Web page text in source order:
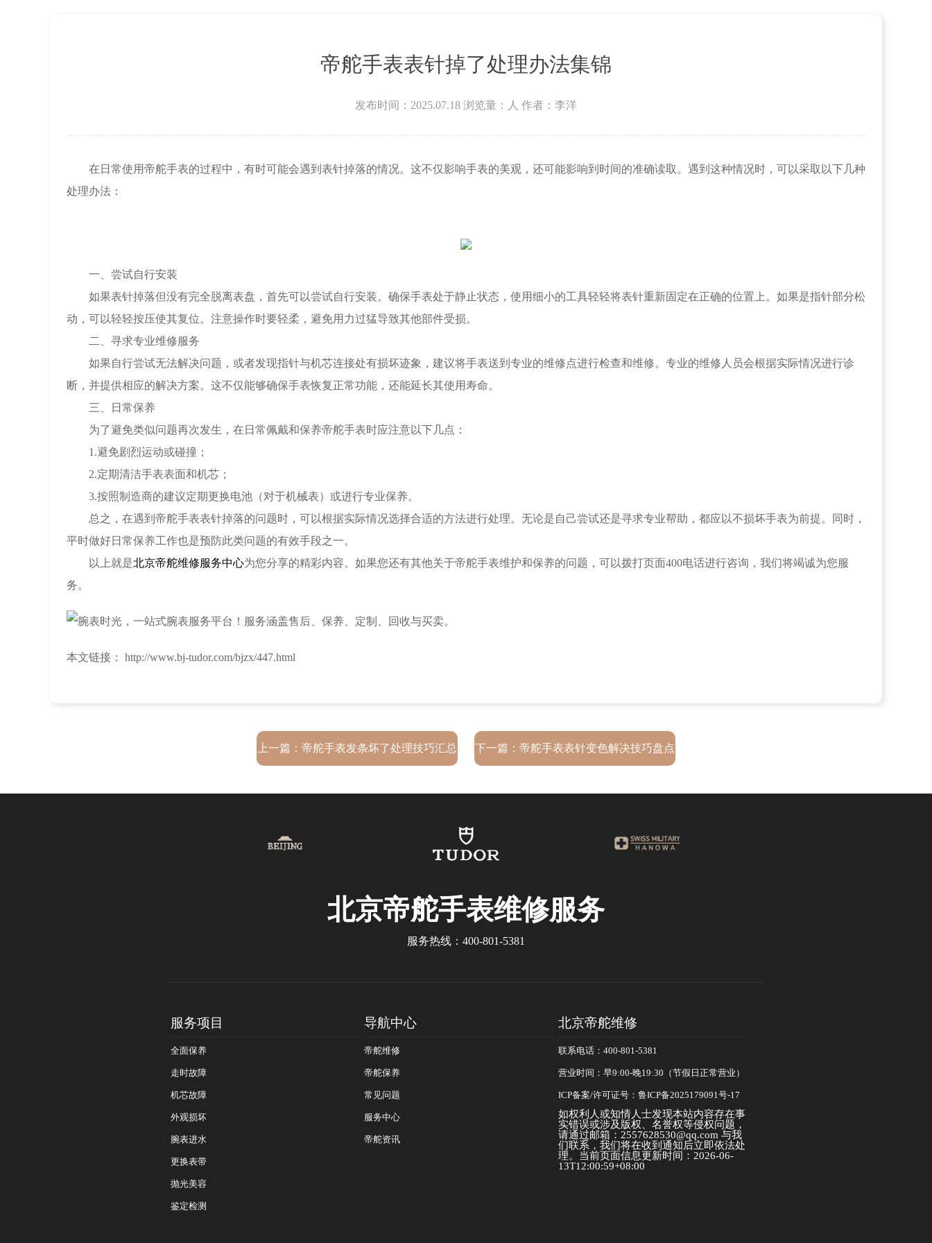
帝舵手表表针掉了处理办法集锦
发布时间：2025.07.18 浏览量： 人 作者：李洋
在日常使用帝舵手表的过程中，有时可能会遇到表针掉落的情况。这不仅影响手表的美观，还可能影响到时间的准确读取。遇到这种情况时，可以采取以下几种
处理办法：
一、尝试自行安装
如果表针掉落但没有完全脱离表盘，首先可以尝试自行安装。确保手表处于静止状态，使用细小的工具轻轻将表针重新固定在正确的位置上。如果是指针部分松
动，可以轻轻按压使其复位。注意操作时要轻柔，避免用力过猛导致其他部件受损。
二、寻求专业维修服务
如果自行尝试无法解决问题，或者发现指针与机芯连接处有损坏迹象，建议将手表送到专业的维修点进行检查和维修。专业的维修人员会根据实际情况进行诊
断，并提供相应的解决方案。这不仅能够确保手表恢复正常功能，还能延长其使用寿命。
三、日常保养
为了避免类似问题再次发生，在日常佩戴和保养帝舵手表时应注意以下几点：
1.避免剧烈运动或碰撞；
2.定期清洁手表表面和机芯；
3.按照制造商的建议定期更换电池（对于机械表）或进行专业保养。
总之，在遇到帝舵手表表针掉落的问题时，可以根据实际情况选择合适的方法进行处理。无论是自己尝试还是寻求专业帮助，都应以不损坏手表为前提。同时，
平时做好日常保养工作也是预防此类问题的有效手段之一。
以上就是北京帝舵维修服务中心为您分享的精彩内容。如果您还有其他关于帝舵手表维护和保养的问题，可以拨打页面400电话进行咨询，我们将竭诚为您服
务。
本文链接： http://www.bj-tudor.com/bjzx/447.html
上一篇： 帝舵手表发条坏了处理技巧汇总 下一篇：帝舵手表表针变色解决技巧盘点
北京帝舵手表维修服务
服务热线： 400-801-5381
服务项目
全面保养
走时故障
机芯故障
外观损坏
腕表进水
更换表带
抛光美容
鉴定检测
导航中心
帝舵维修
帝舵保养
常见问题
服务中心
帝舵资讯
北京帝舵维修
联系电话：400-801-5381
营业时间：早9:00-晚19:30（节假日正常营业）
ICP备案/许可证号：鲁ICP备2025179091号-17
如权利人或知情人士发现本站内容存在事
实错误或涉及版权、名誉权等侵权问题，
请通过邮箱：2557628530@qq.com 与我
们联系，我们将在收到通知后立即依法处
理。当前页面信息更新时间：2026-06-
13T12:00:59+08:00